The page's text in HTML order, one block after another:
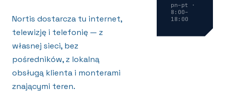
Nortis dostarcza tu internet,
telewizję i telefonię — z
własnej sieci, bez
pośredników, z lokalną
obsługą klienta i monterami
znającymi teren.
pn–pt ·
8:00–
18:00